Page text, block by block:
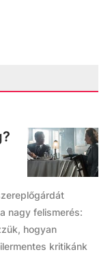
nagy felismerés:
hogyan
kritikánk